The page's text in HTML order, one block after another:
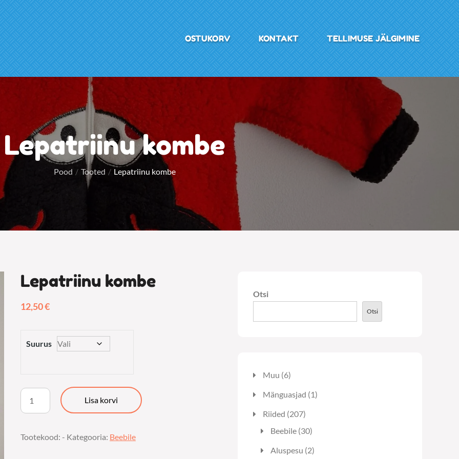
OSTUKORV KONTAKT TELLIMUSE JÄLGIMINE
Lepatriinu kombe
Pood Tooted Lepatriinu kombe
Lepatriinu kombe
12,50€
Suurus
Lepatriinu
kombe
Lisa korvi
Tootekood: - Kategooria: Beebile
Otsi
Otsi
Muu 66
toodet
Mänguasjad 11
Riided 207207
toodet
Beebile 3030
Aluspesu 22